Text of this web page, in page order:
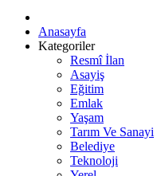
Anasayfa
Kategoriler
Resmî İlan
Asayiş
Eğitim
Emlak
Yaşam
Tarım Ve Sanayi
Belediye
Teknoloji